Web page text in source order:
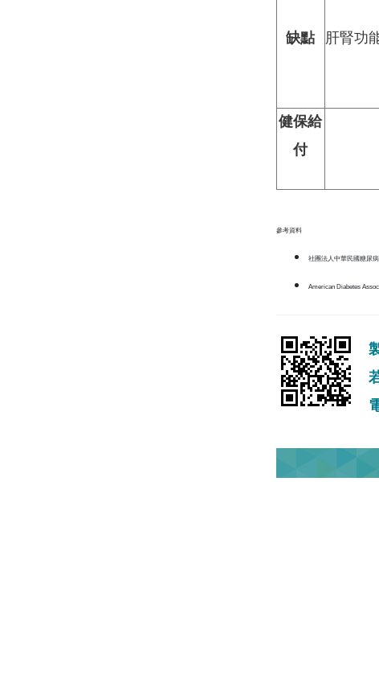
缺點 肝腎功
健保給
付
參考資料
社團法人中華民國糖尿病
American Diabetes